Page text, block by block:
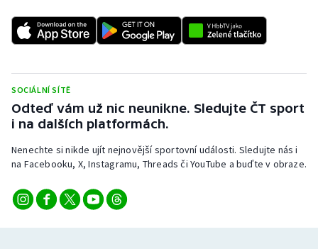
SOCIÁLNÍ SÍTĚ
Odteď vám už nic neunikne. Sledujte ČT sport
i na dalších platformách.
Nenechte si nikde ujít nejnovější sportovní události. Sledujte nás i
na Facebooku, X, Instagramu, Threads či YouTube a buďte v obraze.